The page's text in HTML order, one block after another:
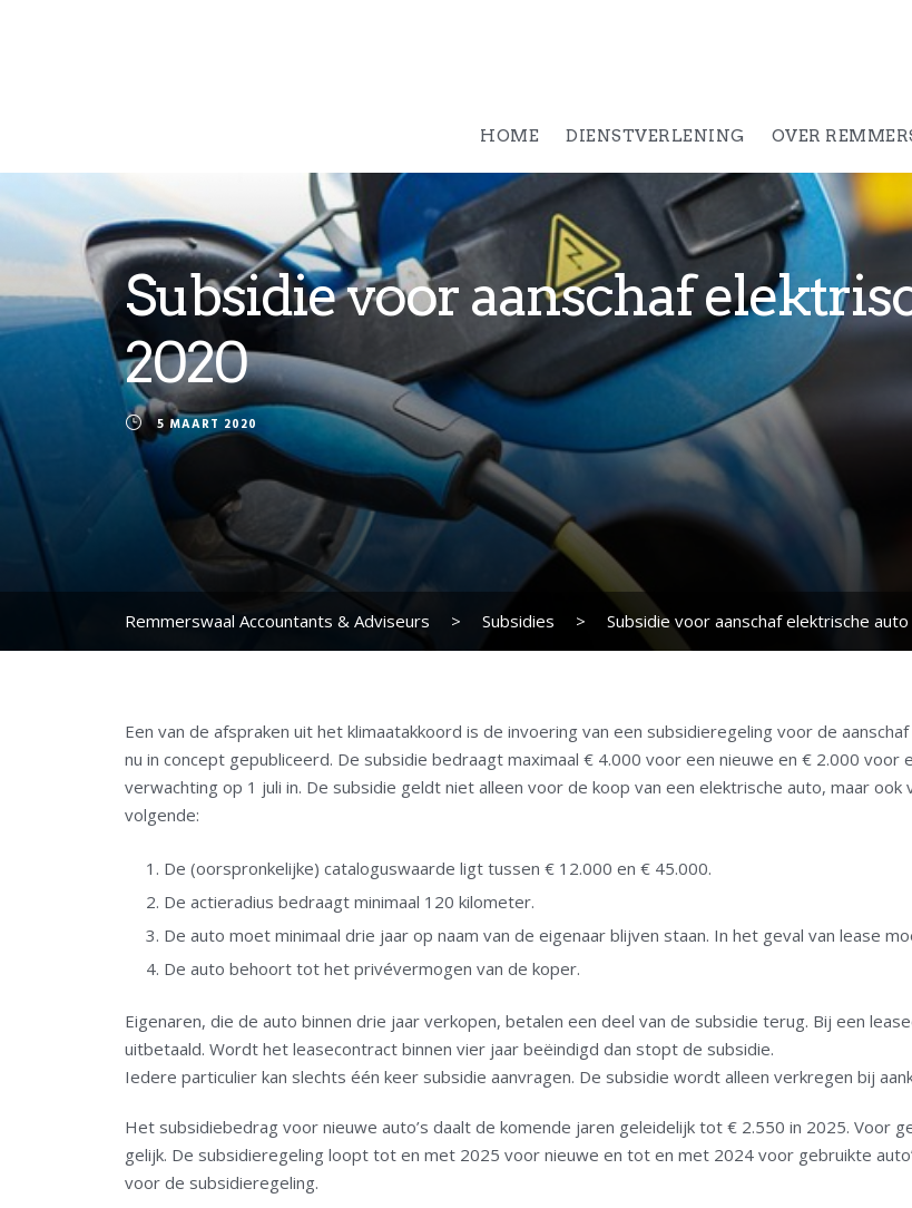
HOME DIENSTVERLENING OVER
Subsidie voor aanschaf
2020
5 MAART 2020
Remmerswaal Accountants & Adviseurs > Subsidies > Subsidie voor aanschaf elektrische
Een van de afspraken uit het klimaatakkoord is de invoering van een subsidieregeling voor de
nu in concept gepubliceerd. De subsidie bedraagt maximaal € 4.000 voor een nieuwe en € 2.000
verwachting op 1 juli in. De subsidie geldt niet alleen voor de koop van een elektrische auto, maar
volgende:
De (oorspronkelijke) cataloguswaarde ligt tussen € 12.000 en € 45.000.
De actieradius bedraagt minimaal 120 kilometer.
De auto moet minimaal drie jaar op naam van de eigenaar blijven staan. In het geval van lease
De auto behoort tot het privévermogen van de koper.
Eigenaren, die de auto binnen drie jaar verkopen, betalen een deel van de subsidie terug. Bij een
uitbetaald. Wordt het leasecontract binnen vier jaar beëindigd dan stopt de subsidie.
Iedere particulier kan slechts één keer subsidie aanvragen. De subsidie wordt alleen verkregen bij
Het subsidiebedrag voor nieuwe auto’s daalt de komende jaren geleidelijk tot € 2.550 in 2025. Voor
gelijk. De subsidieregeling loopt tot en met 2025 voor nieuwe en tot en met 2024 voor gebruikte
voor de subsidieregeling.